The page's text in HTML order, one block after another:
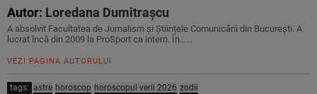
Autor: Loredana Dumitrașcu
A absolvit Facultatea de Jurnalism și Științele Comunicării din București. A
lucrat încă din 2009 la ProSport ca intern. În…...
VEZI PAGINA AUTORULUI
tags: astre horoscop horoscopul verii 2026 zodii